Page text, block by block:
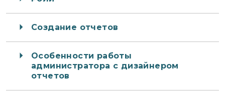
Создание отчетов
Особенности работы
администратора с дизайнером
отчетов